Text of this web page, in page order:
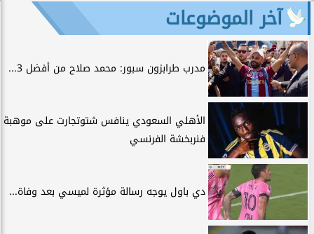
آخر الموضوعات
مدرب طرابزون سبور: محمد صلاح من أفضل 3...
الأهلي السعودي ينافس شتوتجارت على موهبة
فنربخشة الفرنسي
دي باول يوجه رسالة مؤثرة لميسي بعد وفاة...